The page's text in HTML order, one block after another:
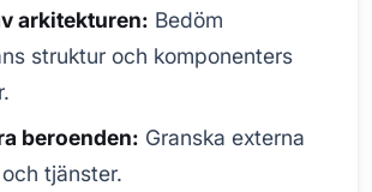
arkitekturen: Bedöm
struktur och komponenters
beroenden: Granska externa
tjänster.